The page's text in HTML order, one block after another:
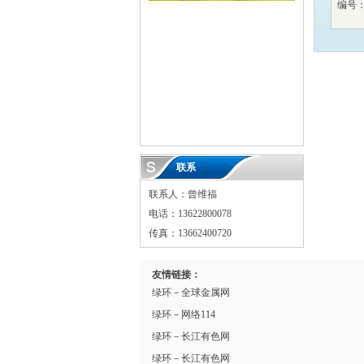
联系
联系人：曾维福
电话：13622800078
传真：13662400720
编号：
友情链接：
绿环－全球金属网
绿环－网络114
绿环－长江有色网
绿环－长江有色网